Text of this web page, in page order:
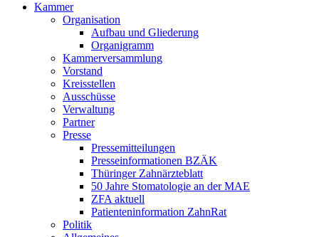
Kammer
Organisation
Aufbau und Gliederung
Organigramm
Kammerversammlung
Vorstand
Kreisstellen
Ausschüsse
Verwaltung
Partner
Presse
Pressemitteilungen
Presseinformationen BZÄK
Thüringer Zahnärzteblatt
50 Jahre Stomatologie an der MAE
ZFA aktuell
Patienteninformation ZahnRat
Politik